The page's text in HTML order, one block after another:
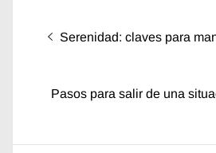
Navegación
Entrada
Serenidad: claves para
Entrada
Pasos para salir de una